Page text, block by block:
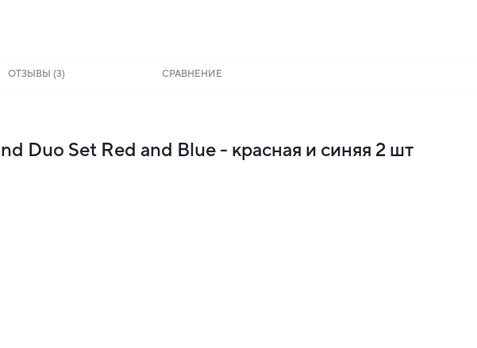
ОТЗЫВЫ (3) СРАВНЕНИЕ
Duo Set Red and Blue - красная и синяя 2 шт